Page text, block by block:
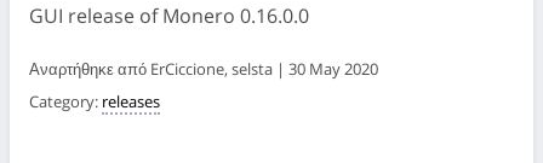
GUI release of Monero 0.16.0.0
Αναρτήθηκε από ErCiccione, selsta | 30 May 2020
Category: releases